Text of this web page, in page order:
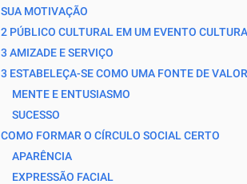
SUA MOTIVAÇÃO
2 PÚBLICO CULTURAL EM UM EVENTO
3 AMIZADE E SERVIÇO
3 ESTABELEÇA-SE COMO UMA FONTE DE VALOR
MENTE E ENTUSIASMO
SUCESSO
COMO FORMAR O CÍRCULO SOCIAL CERTO
APARÊNCIA
EXPRESSÃO FACIAL